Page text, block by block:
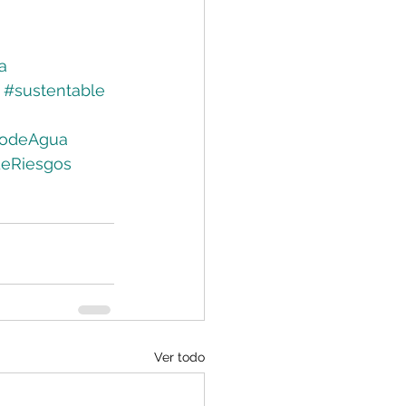
#sustentable
Ver todo